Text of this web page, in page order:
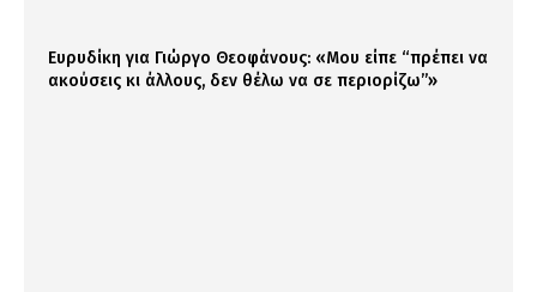
Ευρυδίκη για Γιώργο Θεοφάνους: «Μου είπε “πρέπει να
ακούσεις κι άλλους, δεν θέλω να σε περιορίζω”»